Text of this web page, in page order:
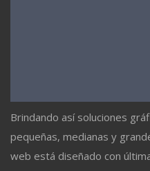
Brindando así soluciones
pequeñas, medianas y
web está diseñado con